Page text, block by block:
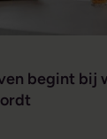
begint bij